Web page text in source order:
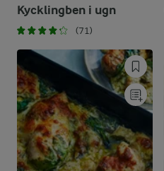
Kycklingben i ugn
(71)